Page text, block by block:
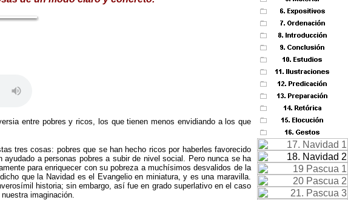
entre pobres y ricos, los que tienen menos envidiando a los que
tres cosas: pobres que se han hecho ricos por haberles favorecido
a personas pobres a subir de nivel social. Pero nunca se ha
para enriquecer con su pobreza a muchísimos desvalidos de la
que la Navidad es el Evangelio en miniatura, y es una maravilla.
historia; sin embargo, así fue en grado superlativo en el caso
imaginación.